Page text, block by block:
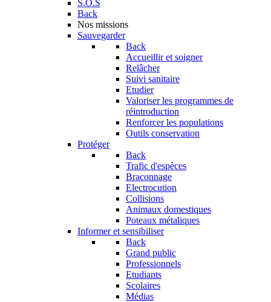
S.O.S
Back
Nos missions
Sauvegarder
Back
Accueillir et soigner
Relâcher
Suivi sanitaire
Etudier
Valoriser les programmes de
réintroduction
Renforcer les populations
Outils conservation
Protéger
Back
Trafic d'espèces
Braconnage
Electrocution
Collisions
Animaux domestiques
Poteaux métaliques
Informer et sensibiliser
Back
Grand public
Professionnels
Etudiants
Scolaires
Médias